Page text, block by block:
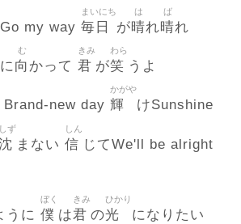
my way 毎日
まいにち
が晴
は
れ晴
ば
れ
に向
む
かって 君
きみ
が笑
わら
うよ
new day 輝
かがや
けSunshine
しず
まない 信
しん
じてWe'll be alright
うに 僕
ぼく
は君
きみ
の光
ひかり
になりたい